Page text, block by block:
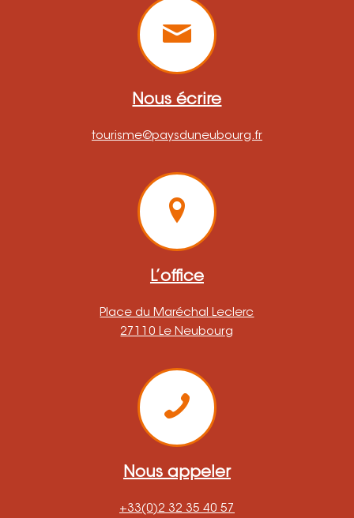
Nous écrire
tourisme@paysduneubourg.fr
L’office
Place du Maréchal Leclerc
27110 Le Neubourg
Nous appeler
+33(0)2 32 35 40 57